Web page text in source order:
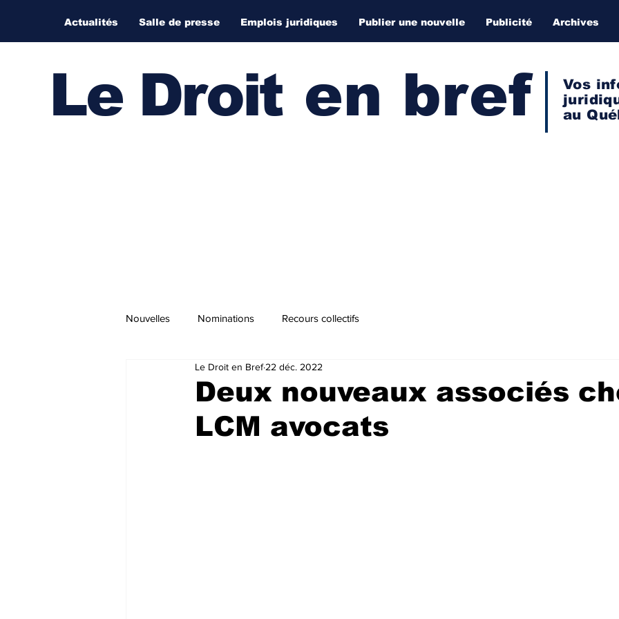
Actualités Salle de presse Emplois juridiques Publier une nouvelle Publicité Archives
Le Droit en bref
Vos
au
Nouvelles Nominations Recours collectifs
Deux nouveaux associés
LCM avocats
Le Droit en Bref 22 déc. 2022